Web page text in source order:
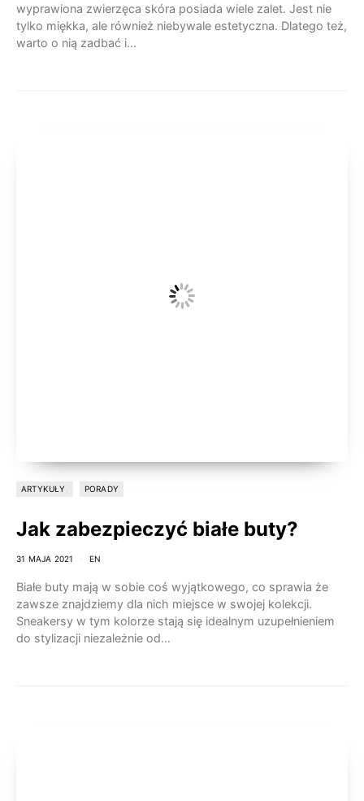
wyprawiona zwierzęca skóra posiada wiele zalet. Jest nie
tylko miękka, ale również niebywale estetyczna. Dlatego też,
warto o nią zadbać i…
ARTYKUŁY PORADY
Jak zabezpieczyć białe buty?
31 MAJA 2021 EN
Białe buty mają w sobie coś wyjątkowego, co sprawia że
zawsze znajdziemy dla nich miejsce w swojej kolekcji.
Sneakersy w tym kolorze stają się idealnym uzupełnieniem
do stylizacji niezależnie od…